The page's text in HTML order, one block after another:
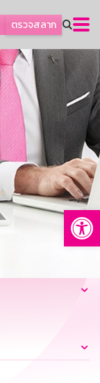
ตรวจสลาก